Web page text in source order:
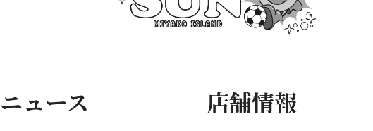
ニュース
店舗情報